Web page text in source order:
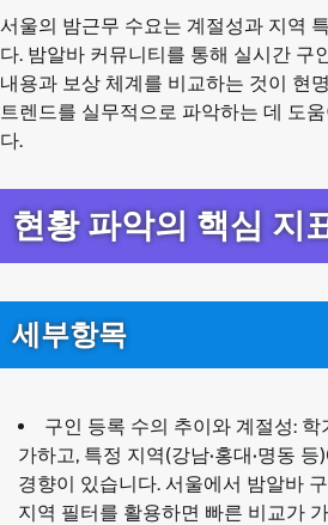
서울의 밤근무 수요는 계절성과 지역
다. 밤알바 커뮤니티를 통해 실시간 구
내용과 보상 체계를 비교하는 것이 현
트렌드를 실무적으로 파악하는 데 도
다.
현황 파악의 핵심 지
세부항목
구인 등록 수의 추이와 계절성: 학
가하고, 특정 지역(강남·홍대·명동
경향이 있습니다. 서울에서 밤알바
지역 필터를 활용하면 빠른 비교가